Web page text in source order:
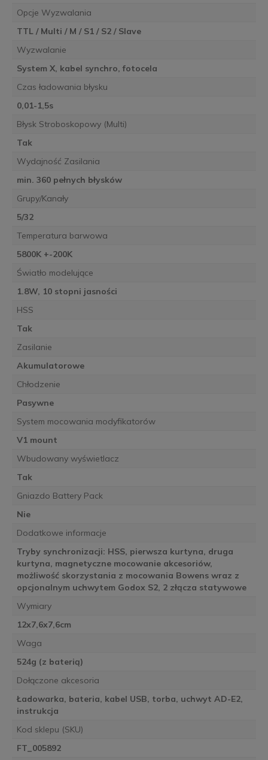
Opcje Wyzwalania
TTL / Multi / M / S1 / S2 / Slave
Wyzwalanie
System X, kabel synchro, fotocela
Czas ładowania błysku
0,01-1,5s
Błysk Stroboskopowy (Multi)
Tak
Wydajność Zasilania
min. 360 pełnych błysków
Grupy/Kanały
5/32
Temperatura barwowa
5800K +-200K
Światło modelujące
1.8W, 10 stopni jasności
HSS
Tak
Zasilanie
Akumulatorowe
Chłodzenie
Pasywne
System mocowania modyfikatorów
V1 mount
Wbudowany wyświetlacz
Tak
Gniazdo Battery Pack
Nie
Dodatkowe informacje
Tryby synchronizacji: HSS, pierwsza kurtyna, druga
kurtyna, magnetyczne mocowanie akcesoriów,
możliwość skorzystania z mocowania Bowens wraz z
opcjonalnym uchwytem Godox S2, 2 złącza statywowe
Wymiary
12x7,6x7,6cm
Waga
524g (z baterią)
Dołączone akcesoria
Ładowarka, bateria, kabel USB, torba, uchwyt AD-E2,
instrukcja
Kod sklepu (SKU)
FT_005892